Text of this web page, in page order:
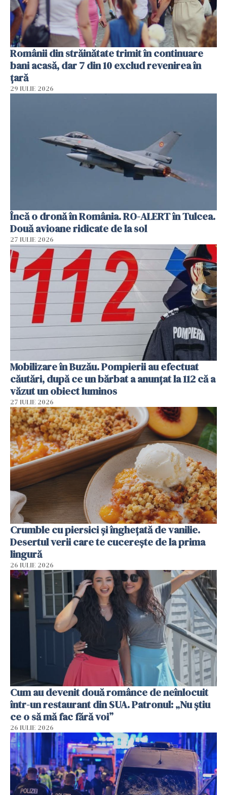
Românii din străinătate trimit în continuare
bani acasă, dar 7 din 10 exclud revenirea în
țară
29 IULIE 2026
Încă o dronă în România. RO-ALERT în Tulcea.
Două avioane ridicate de la sol
27 IULIE 2026
Mobilizare în Buzău. Pompierii au efectuat
căutări, după ce un bărbat a anunțat la 112 că a
văzut un obiect luminos
27 IULIE 2026
Crumble cu piersici și înghețată de vanilie.
Desertul verii care te cucerește de la prima
lingură
26 IULIE 2026
Cum au devenit două românce de neînlocuit
într-un restaurant din SUA. Patronul: „Nu știu
ce o să mă fac fără voi”
26 IULIE 2026